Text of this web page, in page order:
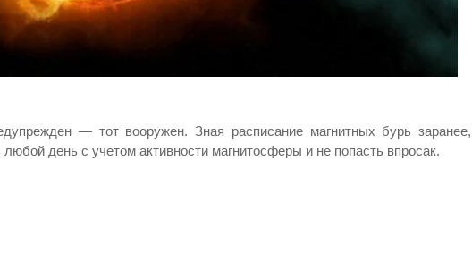
— тот вооружен. Зная расписание магнитных бурь заранее,
день с учетом активности магнитосферы и не попасть впросак.